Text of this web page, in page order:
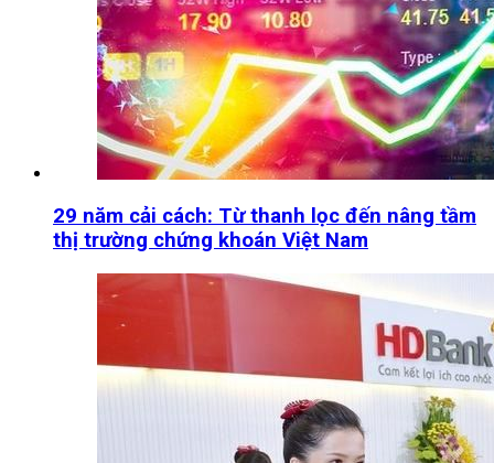
29 năm cải cách: Từ thanh lọc đến nâng tầm
thị trường chứng khoán Việt Nam